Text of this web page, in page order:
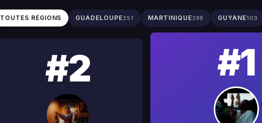
TOUTES RÉGIONS GUADELOUPE251 MARTINIQUE288 GUYANE103
#2 #1